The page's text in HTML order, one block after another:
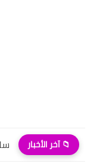
📁 آخر الأخبار